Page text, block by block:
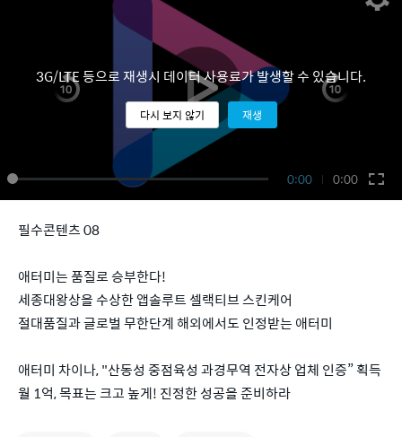
0:00 0:00
3G/LTE 등으로 재생시 데이터 사용료가 발생할 수 있습니다.
다시 보지 않기 재생
필수콘텐츠 08
애터미는 품질로 승부한다!
세종대왕상을 수상한 앱솔루트 셀랙티브 스킨케어
절대품질과 글로벌 무한단계 해외에서도 인정받는 애터미
애터미 차이나, "산동성 중점육성 과경무역 전자상 업체 인증” 획득
월 1억, 목표는 크고 높게! 진정한 성공을 준비하라